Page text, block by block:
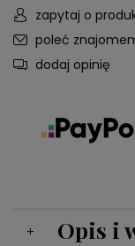
zapytaj o
poleć
dodaj opinię
Opis i